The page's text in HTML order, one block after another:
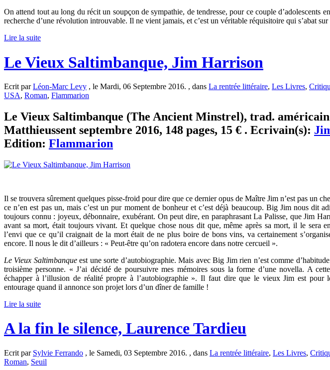
On attend tout au long du récit un soupçon de sympathie, de tendresse, pour ce couple d’adolescents
recherche d’une révolution introuvable. Il ne vient jamais, et c’est un véritable réquisitoire qui s’abat sur
Lire la suite
Le Vieux Saltimbanque, Jim Harrison
Ecrit parLéon-Marc Levy , le Mardi, 06 Septembre 2016. , dans La rentrée littéraire, Les Livres,
USA, Roman, Flammarion
Le Vieux Saltimbanque (The Ancient Minstrel), trad.
Matthieussent septembre 2016, 148 pages, 15 € . Ecrivain(s):
Edition: Flammarion
Il se trouvera sûrement quelques pisse-froid pour dire que ce dernier opus de Maître Jim n’est pas un
ce n’en est pas un, mais c’est un pur moment de bonheur et c’est déjà beaucoup. Big Jim nous dit
toujours connu : joyeux, débonnaire, exubérant. On peut dire, en paraphrasant La Palisse, que Jim
avant sa mort, était toujours vivant. Et quelque chose nous dit que, même après sa mort, il le sera
l’envi que ce qu’il craignait de la mort était de ne plus boire de bons vins, va certainement
encore. Il nous le dit d’ailleurs : « Peut-être qu’on radotera encore dans notre cercueil ».
Le Vieux Saltimbanqueest une sorte d’autobiographie. Mais avec Big Jim rien n’est comme
troisième personne. « J’ai décidé de poursuivre mes mémoires sous la forme d’une novella. A
échapper à l’illusion de réalité propre à l’autobiographie ». Il faut dire que le vieux Jim est pour
entourage quand il annonce son projet lors d’un dîner de famille !
Lire la suite
A la fin le silence, Laurence Tardieu
Ecrit par Sylvie Ferrando , le Samedi, 03 Septembre 2016. , dans La rentrée littéraire, Les Livres,
Roman, Seuil